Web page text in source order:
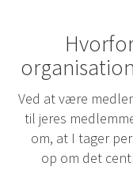
Ved at være
til jeres
om, at I tager
op om det